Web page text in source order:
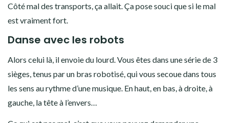
Côté mal des transports, ça allait. Ça pose souci que si le mal
est vraiment fort.
Danse avec les robots
Alors celui là, il envoie du lourd. Vous êtes dans une série de 3
sièges, tenus par un bras robotisé, qui vous secoue dans tous
les sens au rythme d’une musique. En haut, en bas, à droite, à
gauche, la tête à l’envers…